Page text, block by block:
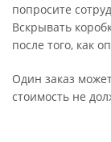
попросите
Вскрывать
после того, как
Один заказ
стоимость не